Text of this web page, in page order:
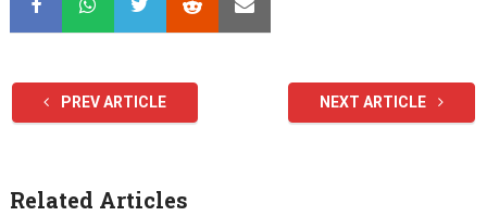
PREV ARTICLE NEXT ARTICLE
Related Articles